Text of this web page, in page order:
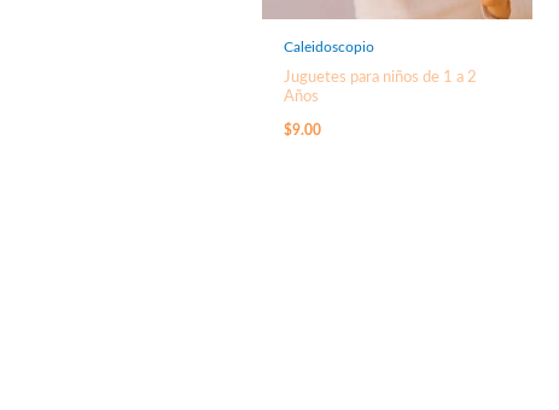
Caleidoscopio
Juguetes para niños de 1 a 2
Años
$9.00